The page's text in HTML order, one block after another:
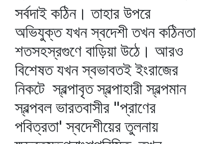
সর্বদাই কঠিন। তাহার উপরে
অভিযুক্ত যখন স্বদেশী তখন কঠিনতা
শতসহস্রগুণে বাড়িয়া উঠে। আরও
বিশেষত যখন স্বভাবতই ইংরাজের
নিকটে স্বল্পাবৃত স্বল্পাহারী স্বল্পমান
স্বল্পবল ভারতবাসীর "প্রাণের
পবিত্রতা' স্বদেশীয়ের তুলনায়